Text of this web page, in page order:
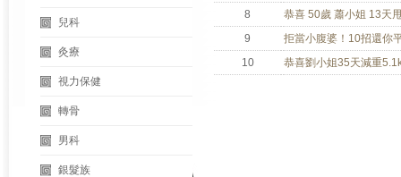
兒科
灸療
視力保健
轉骨
男科
銀髮族
8
恭喜 50歲 蕭小姐 13天
9
拒當小腹婆！10招還你
10
恭喜劉小姐35天減重